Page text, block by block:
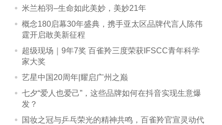
米兰柏羽–生命如此美妙，美妙21年
概念180启幕30年盛典，携手亚太区品牌代言人陈伟
霆开启敢美新征程
超级现场｜9年7奖 百雀羚三度荣获IFSCC青年科学
家大奖
艺星中国20周年|耀启广州之巅
七夕“爱人也爱己”，这些品牌如何在抖音实现生意爆
发？
国妆之冠与乒乓荣光的精神共鸣，百雀羚官宣灵动代